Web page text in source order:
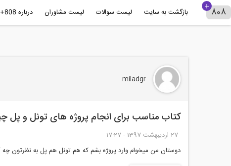
بازگشت به سایت لیست سوالات لیست مشاوران درباره 808+
miladgr
كتاب مناسب برای انجام پروژه های تونل و
27 ارديبهشت 1397 - 17:27
دوستان من میخوام وارد پروژه بشم که هم تونل هم پل به نظرتون چه